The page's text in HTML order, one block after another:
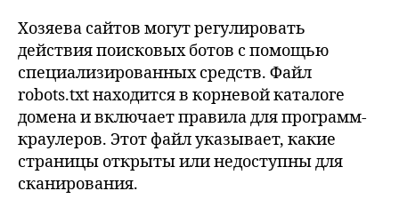
Хозяева сайтов могут регулировать
действия поисковых ботов с помощью
специализированных средств. Файл
robots.txt находится в корневой каталоге
домена и включает правила для программ-
краулеров. Этот файл указывает, какие
страницы открыты или недоступны для
сканирования.